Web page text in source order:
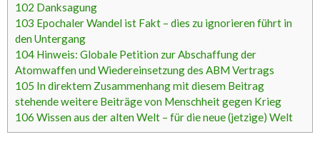
102 Danksagung
103 Epochaler Wandel ist Fakt – dies zu ignorieren führt in
den Untergang
104 Hinweis: Globale Petition zur Abschaffung der
Atomwaffen und Wiedereinsetzung des ABM Vertrags
105 In direktem Zusammenhang mit diesem Beitrag
stehende weitere Beiträge von Menschheit gegen Krieg
106 Wissen aus der alten Welt – für die neue (jetzige) Welt